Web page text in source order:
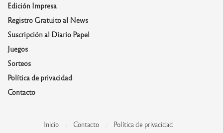
Edición Impresa
Registro Gratuito al News
Suscripción al Diario Papel
Juegos
Sorteos
Política de privacidad
Contacto
Inicio Contacto Política de privacidad